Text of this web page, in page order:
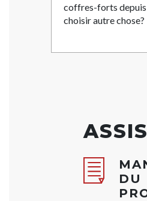
coffres-forts depuis
choisir autre chose?
DU